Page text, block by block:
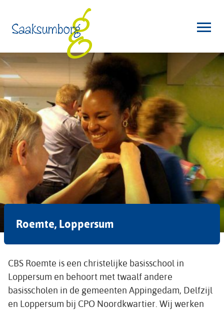
Roemte, Loppersum
CBS Roemte is een christelijke basisschool in
Loppersum en behoort met twaalf andere
basisscholen in de gemeenten Appingedam, Delfzijl
en Loppersum bij CPO Noordkwartier. Wij werken